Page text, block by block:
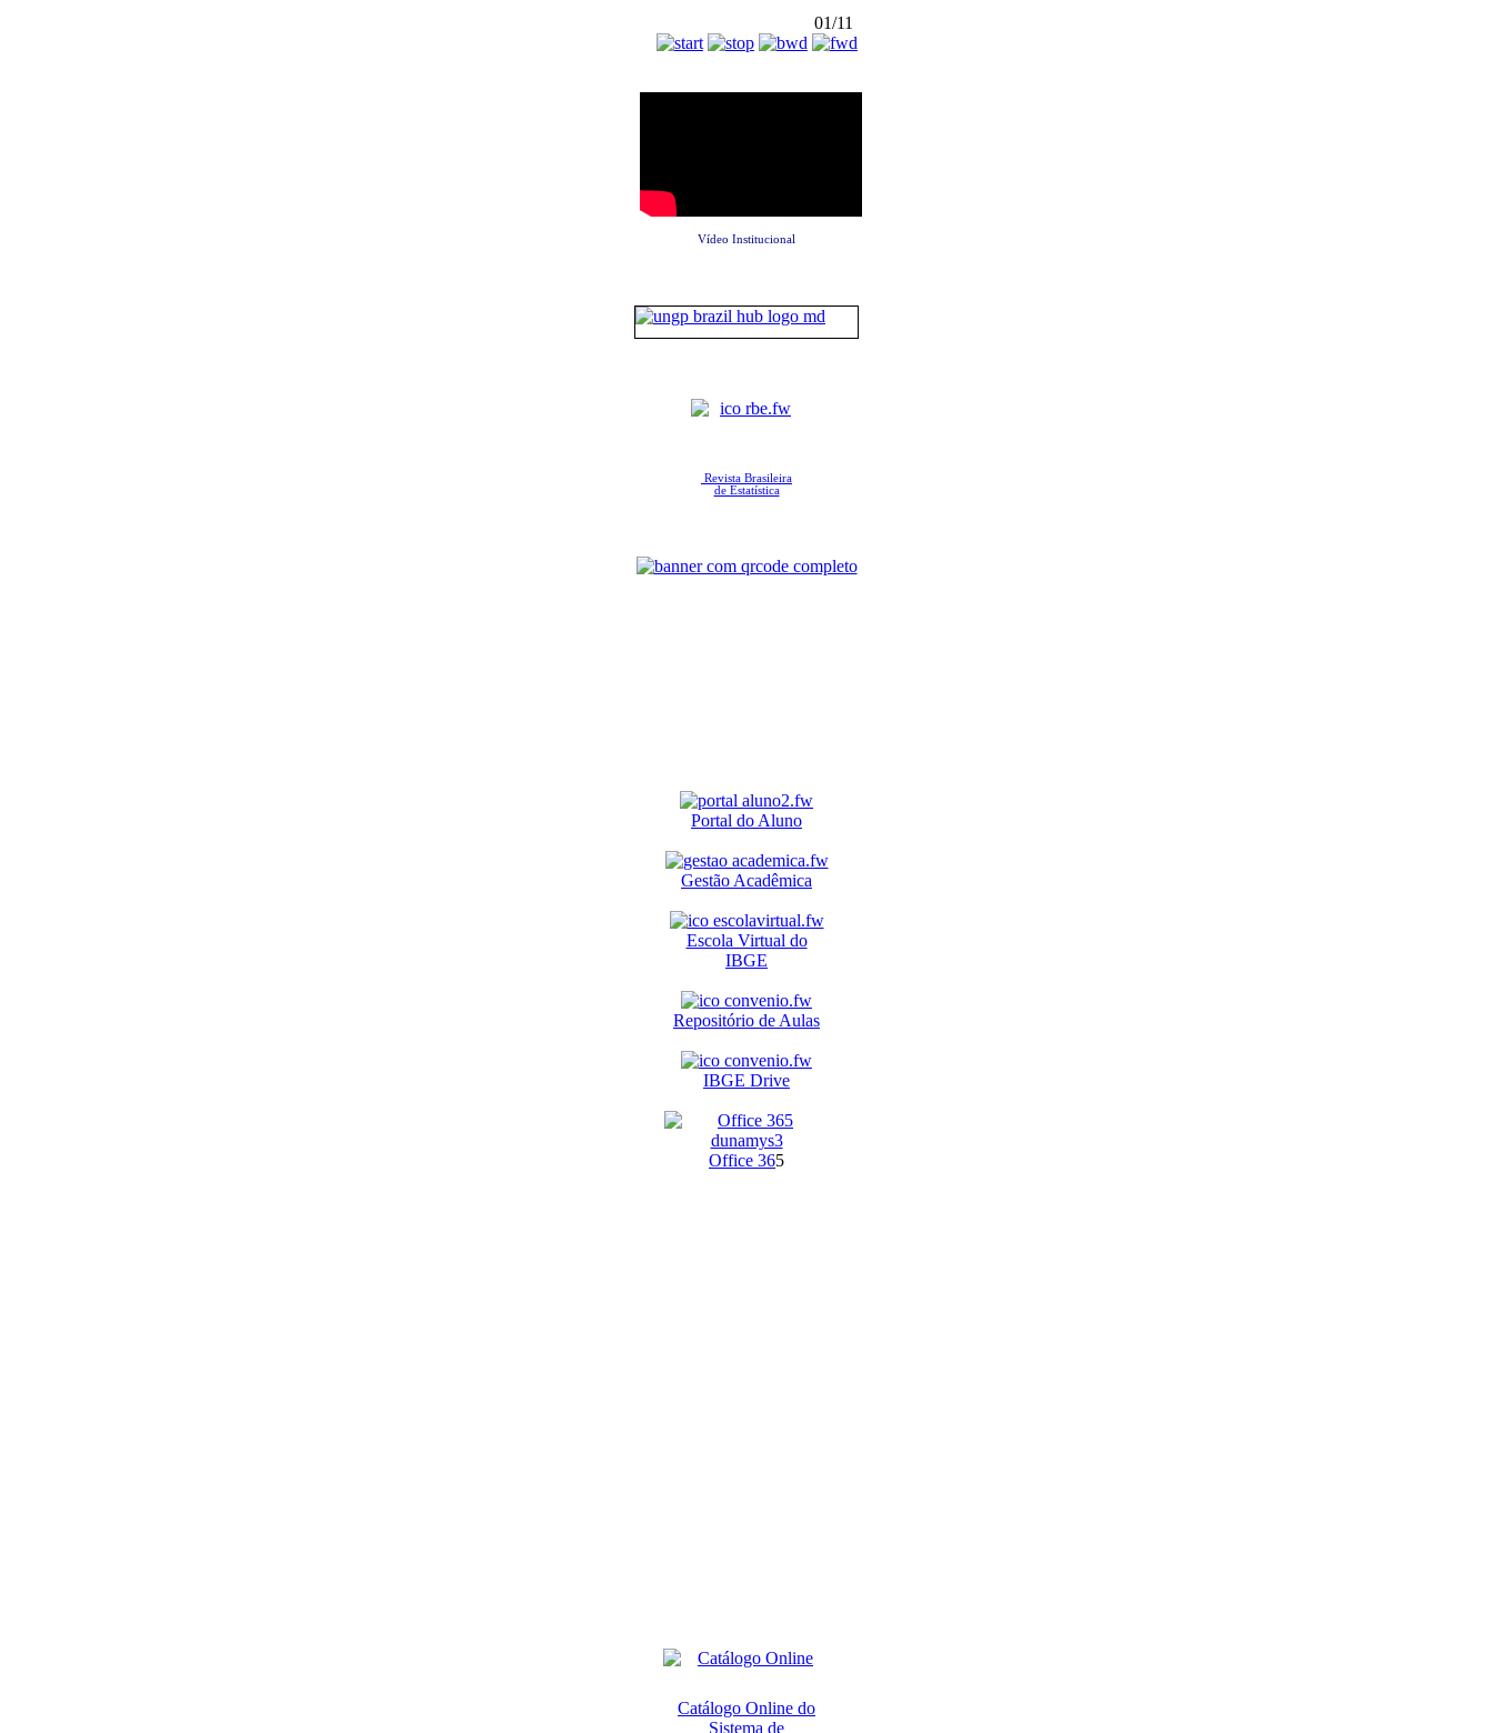
01/11
Vídeo Institucional
Revista Brasileira
de Estatística
Portal do Aluno
Gestão Acadêmica
Escola Virtual do
IBGE
Repositório de Aulas
IBGE Drive
Office 365
Catálogo Online do
Sistema de